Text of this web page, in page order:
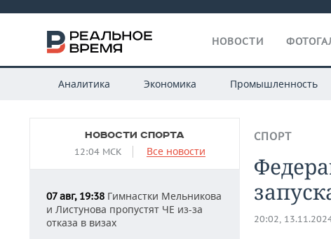
НОВОСТИ
Аналитика Экономика Промышленность
НОВОСТИ СПОРТА
12:04 МСК Все новости
07 авг, 19:38 Гимнастки Мельникова
и Листунова пропустят ЧЕ из-за
отказа в визах
СПОРТ
20:02,